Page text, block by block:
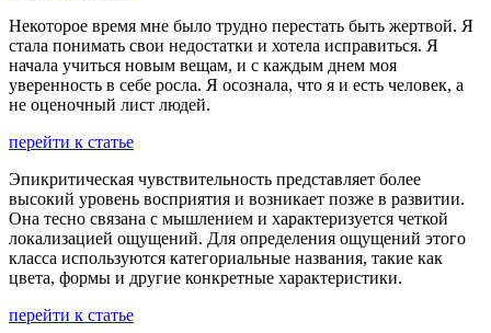
Некоторое время мне было трудно перестать быть жертвой. Я
стала понимать свои недостатки и хотела исправиться. Я
начала учиться новым вещам, и с каждым днем моя
уверенность в себе росла. Я осознала, что я и есть человек, а
не оценочный лист людей.
перейти к статье
Эпикритическая чувствительность представляет более
высокий уровень восприятия и возникает позже в развитии.
Она тесно связана с мышлением и характеризуется четкой
локализацией ощущений. Для определения ощущений этого
класса используются категориальные названия, такие как
цвета, формы и другие конкретные характеристики.
перейти к статье